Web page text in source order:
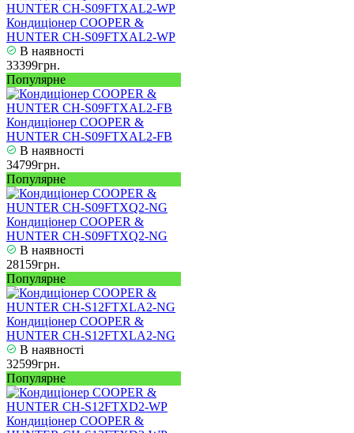
Кондиціонер COOPER &
HUNTER CH-S09FTXAL2-WP
В наявності
33399грн.
Популярне
Кондиціонер COOPER &
HUNTER CH-S09FTXAL2-FB
В наявності
34799грн.
Популярне
Кондиціонер COOPER &
HUNTER CH-S09FTXQ2-NG
В наявності
28159грн.
Популярне
Кондиціонер COOPER &
HUNTER CH-S12FTXLA2-NG
В наявності
32599грн.
Популярне
Кондиціонер COOPER &